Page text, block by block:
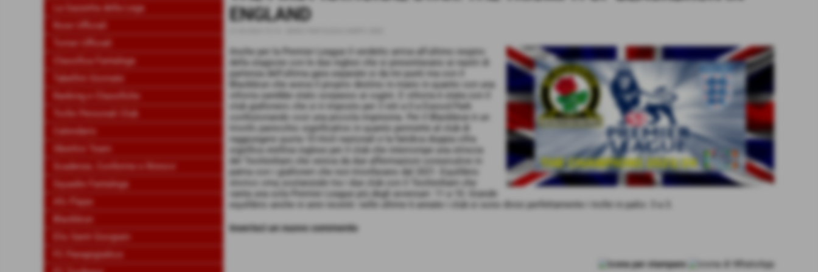
La Gazzetta della Lega
Rose Ufficiali
Tornei Ufficiali
Classifica Fantalega
Tabellini Giornate
Ranking e Classifiche
Trofei Personali Club
Calendario
Obiettivi Team
Scadenze, Conferme e Rinnovi
Squadre Fantalega
Afc Flajax
Blackbrun
Elis Saint Giorgiain
FC Panapigiaikos
ENGLAND
Anche per la Premier League il verdetto arriva all'ultimo respiro
della stagione con le due inglesi che si presentavano ai nastri di
partenza dell'ultima gara separate si da tre punti ma con il
Blackbrun che aveva il proprio destino in mano in quanto con una
vittoria sarebbe stato sorpasso ai cugini. E vittoria è stata con il
club giallonero che si è imposto per 2 reti a 0 a Ewood Park
confezionando così una piccola impresina. Per il Blackbrun è un
trionfo parecchio significativo in quanto permette al club di
raggiungere quota 10 titoli nazionali e la fatidica doppia cifra
significa stellina inglese per il club che interrompe una striscia
del Teottenham che veniva da due affermazioni consecutive in
patria con i gialloneri che non trionfavano dal 2021. Equilibrio
storico cmq sostanziale tra i due club con il Teottenham che
vanta una sola Premier League più degli avversari: 11 a 10. Grande
equilibrio anche in anni recenti: nelle ultime 6 annate i club si sono divisi perfettamente i trofei in palio: 3 a 3.
inserisci un nuovo commento